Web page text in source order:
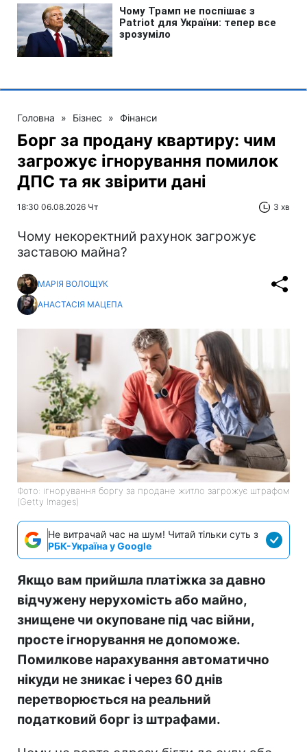
Головна » Бізнес » Фінанси
Борг за продану квартиру: чим
загрожує ігнорування помилок
ДПС та як звірити дані
18:30 06.08.2026 Чт 3 хв
Чому некоректний рахунок загрожує
заставою майна?
МАРІЯ ВОЛОЩУК
АНАСТАСІЯ МАЦЕПА
Фото: ігнорування боргу за продане житло загрожує штрафом
(Getty Images)
Не витрачай час на шум! Читай тільки суть з
РБК-Україна у Google
Якщо вам прийшла платіжка за давно
відчужену нерухомість або майно,
знищене чи окуповане під час війни,
просте ігнорування не допоможе.
Помилкове нарахування автоматично
нікуди не зникає і через 60 днів
перетворюється на реальний
податковий борг із штрафами.